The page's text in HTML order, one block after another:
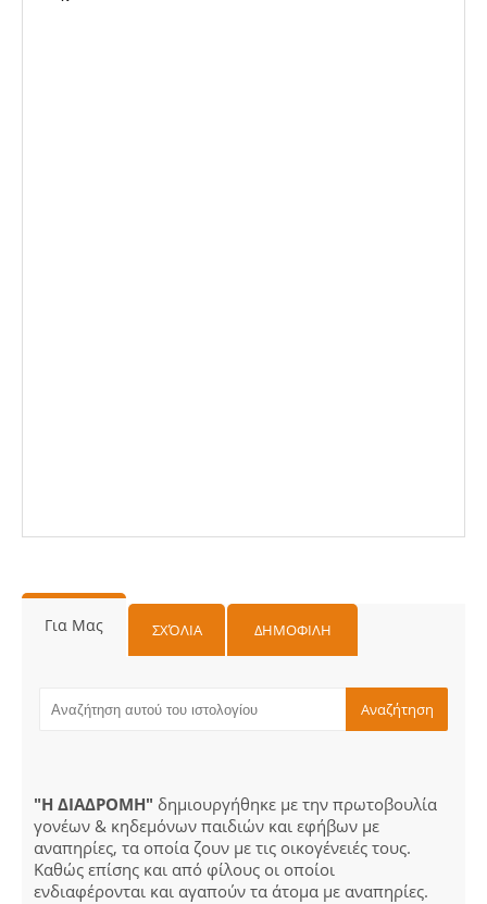
Για Μας ΣΧΌΛΙΑ ΔΗΜΟΦΙΛΗ
"Η ΔΙΑΔΡΟΜΗ" δημιουργήθηκε με την πρωτοβουλία
γονέων & κηδεμόνων παιδιών και εφήβων με
αναπηρίες, τα οποία ζουν με τις οικογένειές τους.
Καθώς επίσης και από φίλους οι οποίοι
ενδιαφέρονται και αγαπούν τα άτομα με αναπηρίες.